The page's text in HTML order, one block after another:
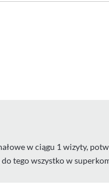
w ciągu 1 wizyty,
tego wszystko w